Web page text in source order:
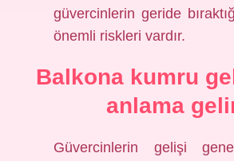
güvercinlerin geride
önemli riskleri vardır.
Balkona kumru
anlama
Güvercinlerin gelişi